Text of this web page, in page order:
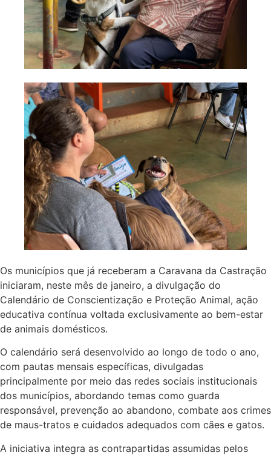
Os municípios que já receberam a Caravana da Castração
iniciaram, neste mês de janeiro, a divulgação do
Calendário de Conscientização e Proteção Animal, ação
educativa contínua voltada exclusivamente ao bem-estar
de animais domésticos.
O calendário será desenvolvido ao longo de todo o ano,
com pautas mensais específicas, divulgadas
principalmente por meio das redes sociais institucionais
dos municípios, abordando temas como guarda
responsável, prevenção ao abandono, combate aos crimes
de maus-tratos e cuidados adequados com cães e gatos.
A iniciativa integra as contrapartidas assumidas pelos